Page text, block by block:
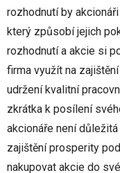
rozhodnutí by
který způsobí jejich
rozhodnutí a akcie si
firma využít na
udržení kvalitní
zkrátka k posílení
akcionáře není
zajištění prosperity
nakupovat akcie do